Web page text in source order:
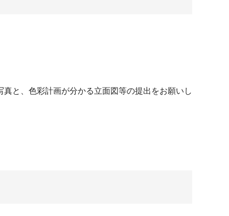
と、色彩計画が分かる立面図等の提出をお願いし